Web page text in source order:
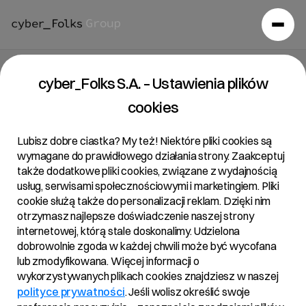
Aktualności/2021/Konferencja wynikowa Q1 2021
cyber_Folks S.A. – Ustawienia plików
cookies
Lubisz dobre ciastka? My też! Niektóre pliki cookies są
wymagane do prawidłowego działania strony. Zaakceptuj
także dodatkowe pliki cookies, związane z wydajnością
usług, serwisami społecznościowymi i marketingiem. Pliki
cookie służą także do personalizacji reklam. Dzięki nim
otrzymasz najlepsze doświadczenie naszej strony
internetowej, którą stale doskonalimy. Udzielona
dobrowolnie zgoda w każdej chwili może być wycofana
lub zmodyfikowana. Więcej informacji o
wykorzystywanych plikach cookies znajdziesz w naszej
polityce prywatności. Jeśli wolisz określić swoje